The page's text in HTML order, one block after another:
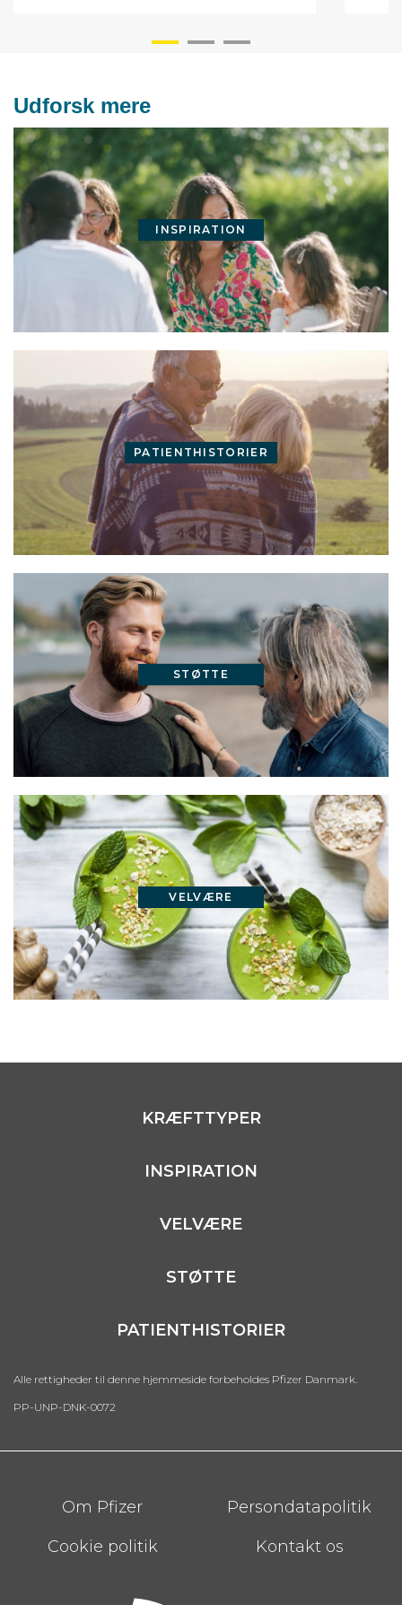
Udforsk mere
INSPIRATION
PATIENTHISTORIER
STØTTE
VELVÆRE
KRÆFTTYPER
INSPIRATION
VELVÆRE
STØTTE
PATIENTHISTORIER
Alle rettigheder til denne hjemmeside forbeholdes Pfizer Danmark.
PP-UNP-DNK-0072
FooterOm Pfizer
Persondatapolitik
Cookie politik
Kontakt os